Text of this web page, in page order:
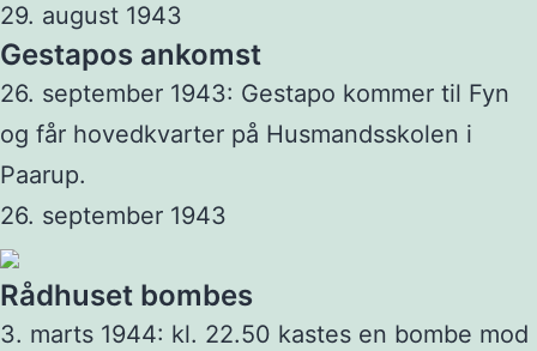
29. august 1943
Gestapos ankomst
26. september 1943: Gestapo kommer til Fyn
og får hovedkvarter på Husmandsskolen i
Paarup.
26. september 1943
Rådhuset bombes
3. marts 1944: kl. 22.50 kastes en bombe mod